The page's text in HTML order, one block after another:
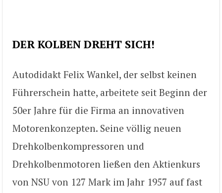
DER KOLBEN DREHT SICH!
Autodidakt Felix Wankel, der selbst keinen
Führerschein hatte, arbeitete seit Beginn der
50er Jahre für die Firma an innovativen
Motorenkonzepten. Seine völlig neuen
Drehkolbenkompressoren und
Drehkolbenmotoren ließen den Aktienkurs
von NSU von 127 Mark im Jahr 1957 auf fast